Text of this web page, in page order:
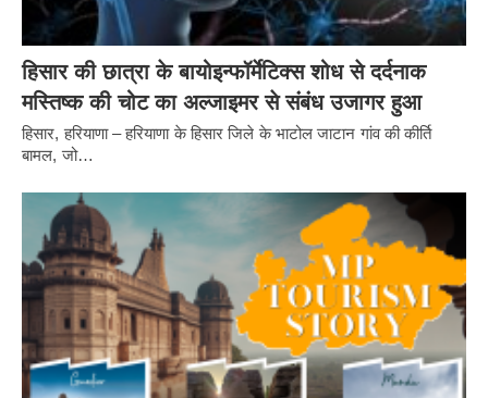
हिसार की छात्रा के बायोइन्फॉर्मेटिक्स शोध से दर्दनाक
मस्तिष्क की चोट का अल्जाइमर से संबंध उजागर हुआ
हिसार, हरियाणा – हरियाणा के हिसार जिले के भाटोल जाटान गांव की कीर्ति
बामल, जो…